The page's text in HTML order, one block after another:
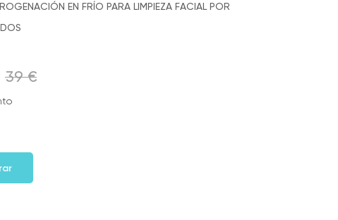
EN FRÍO PARA LIMPIEZA FACIAL POR
39 €